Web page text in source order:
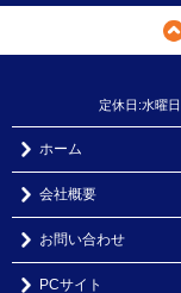
定休日:水曜
ホーム
会社概要
お問い合わせ
PCサイト